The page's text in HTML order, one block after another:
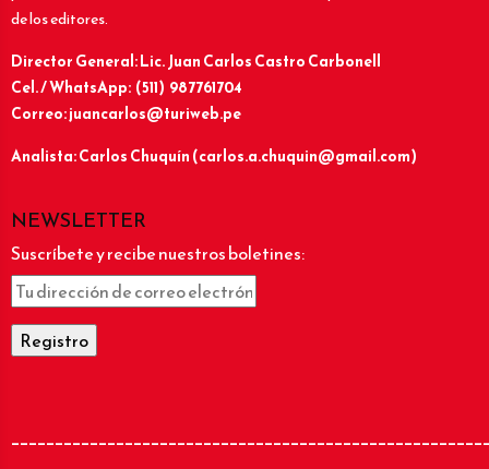
de los editores.
Director General: Lic.Juan Carlos Castro Carbonell
Cel. / WhatsApp: (511) 987761704
Correo: juancarlos@turiweb.pe
Analista: Carlos Chuquín (carlos.a.chuquin@gmail.com)
NEWSLETTER
Suscríbete y recibe nuestros boletines: